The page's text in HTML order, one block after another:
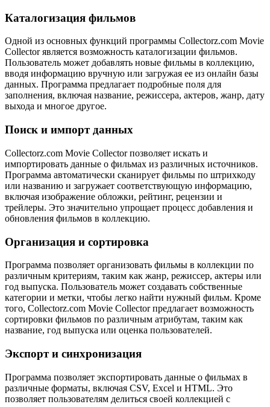
Каталогизация фильмов
Одной из основных функций программы Collectorz.com Movie
Collector является возможность каталогизации фильмов.
Пользователь может добавлять новые фильмы в коллекцию,
вводя информацию вручную или загружая ее из онлайн базы
данных. Программа предлагает подробные поля для
заполнения, включая название, режиссера, актеров, жанр, дату
выхода и многое другое.
Поиск и импорт данных
Collectorz.com Movie Collector позволяет искать и
импортировать данные о фильмах из различных источников.
Программа автоматически сканирует фильмы по штрихкоду
или названию и загружает соответствующую информацию,
включая изображение обложки, рейтинг, рецензии и
трейлеры. Это значительно упрощает процесс добавления и
обновления фильмов в коллекцию.
Организация и сортировка
Программа позволяет организовать фильмы в коллекции по
различным критериям, таким как жанр, режиссер, актеры или
год выпуска. Пользователь может создавать собственные
категории и метки, чтобы легко найти нужный фильм. Кроме
того, Collectorz.com Movie Collector предлагает возможность
сортировки фильмов по различным атрибутам, таким как
название, год выпуска или оценка пользователей.
Экспорт и синхронизация
Программа позволяет экспортировать данные о фильмах в
различные форматы, включая CSV, Excel и HTML. Это
позволяет пользователям делиться своей коллекцией с